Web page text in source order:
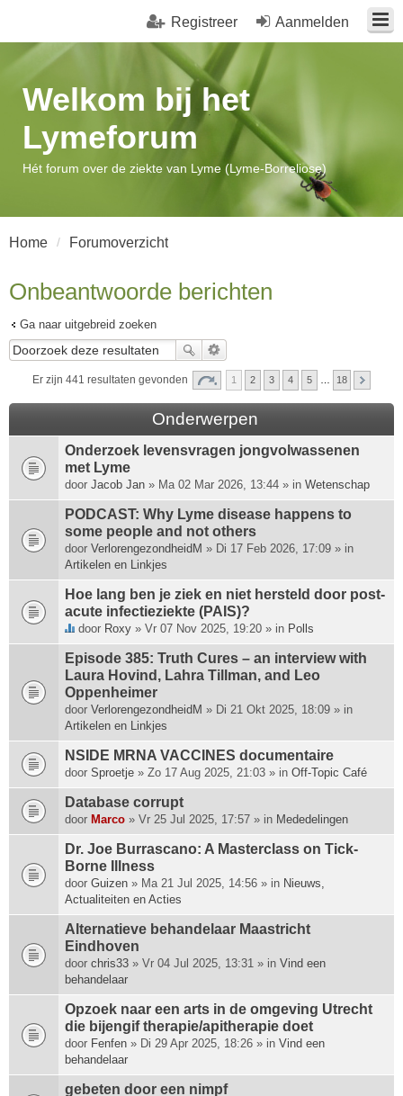
Aanmelden
Registreer
Welkom bij het
Lymeforum
Hét forum over de ziekte van Lyme (Lyme-Borreliose)
Home Forumoverzicht
Onbeantwoorde berichten
Ga naar uitgebreid zoeken
Er zijn 441 resultaten gevonden 1 2 3 4 5 18
Onderwerpen
Onderzoek levensvragen jongvolwassenen
met Lyme
door Jacob Jan » Ma 02 Mar 2026, 13:44 » in Wetenschap
PODCAST: Why Lyme disease happens to
some people and not others
door VerlorengezondheidM » Di 17 Feb 2026, 17:09 » in
Artikelen en Linkjes
Hoe lang ben je ziek en niet hersteld door post-
acute infectieziekte (PAIS)?
i
t
o
n
d
r
w
e
r
p
h
e
e
f
t
e
e
n
p
e
i
l
i
n
g
.
door Roxy » Vr 07 Nov 2025, 19:20 » in Polls
Episode 385: Truth Cures – an interview with
Laura Hovind, Lahra Tillman, and Leo
Oppenheimer
door VerlorengezondheidM » Di 21 Okt 2025, 18:09 » in
Artikelen en Linkjes
NSIDE MRNA VACCINES documentaire
door Sproetje » Zo 17 Aug 2025, 21:03 » in Off-Topic Café
Database corrupt
door Marco » Vr 25 Jul 2025, 17:57 » in Mededelingen
Dr. Joe Burrascano: A Masterclass on Tick-
Borne Illness
door Guizen » Ma 21 Jul 2025, 14:56 » in Nieuws,
Actualiteiten en Acties
Alternatieve behandelaar Maastricht
Eindhoven
door chris33 » Vr 04 Jul 2025, 13:31 » in Vind een
behandelaar
Opzoek naar een arts in de omgeving Utrecht
die bijengif therapie/apitherapie doet
door Fenfen » Di 29 Apr 2025, 18:26 » in Vind een
behandelaar
gebeten door een nimpf